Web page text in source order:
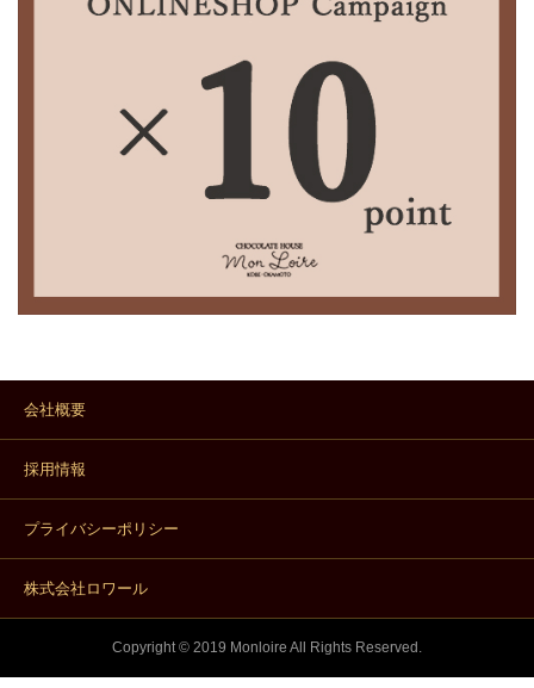
会社概要
採用情報
プライバシーポリシー
株式会社ロワール
Copyright © 2019 Monloire All Rights Reserved.